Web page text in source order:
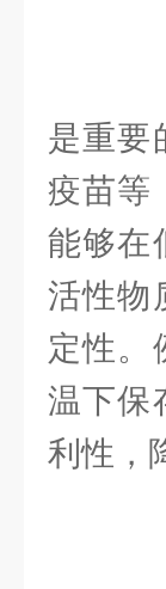
是重要
疫苗等
能够在
活性物
定性。
温下保
利性，